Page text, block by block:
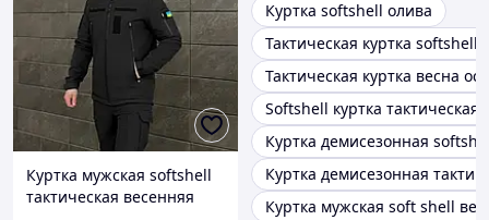
Куртка мужская softshell
тактическая весенняя
Куртка softshell олива
Тактическая куртка softshell
Тактическая куртка весна
Softshell куртка тактическая
Куртка демисезонная
Куртка демисезонная
Куртка мужская soft shell